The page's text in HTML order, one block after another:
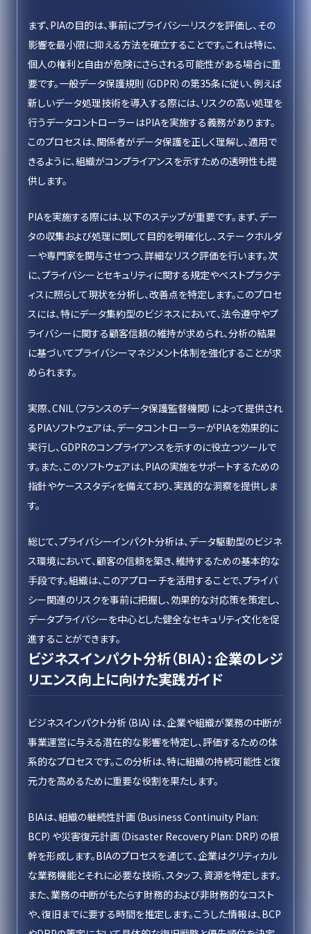
まず、PIAの目的は、事前にプライバシーリスクを評価し、その
影響を最小限に抑える方法を確立することです。これは特に、
個人の権利と自由が危険にさらされる可能性がある場合に重
要です。一般データ保護規則（GDPR）の第35条に従い、例えば
新しいデータ処理技術を導入する際には、リスクの高い処理を
行うデータコントローラーはPIAを実施する義務があります。
このプロセスは、関係者がデータ保護を正しく理解し、適用で
きるように、組織がコンプライアンスを示すための透明性も提
供します。
PIAを実施する際には、以下のステップが重要です。まず、デー
タの収集および処理に関して目的を明確化し、ステークホルダ
ーや専門家を関与させつつ、詳細なリスク評価を行います。次
に、プライバシーとセキュリティに関する規定やベストプラクテ
ィスに照らして現状を分析し、改善点を特定します。このプロセ
スには、特にデータ集約型のビジネスにおいて、法令遵守やプ
ライバシーに関する顧客信頼の維持が求められ、分析の結果
に基づいてプライバシーマネジメント体制を強化することが求
められます。
実際、CNIL（フランスのデータ保護監督機関）によって提供され
るPIAソフトウェアは、データコントローラーがPIAを効果的に
実行し、GDPRのコンプライアンスを示すのに役立つツールで
す。また、このソフトウェアは、PIAの実施をサポートするための
指針やケーススタディを備えており、実践的な洞察を提供しま
す。
総じて、プライバシーインパクト分析は、データ駆動型のビジネ
ス環境において、顧客の信頼を築き、維持するための基本的な
手段です。組織は、このアプローチを活用することで、プライバ
シー関連のリスクを事前に把握し、効果的な対応策を策定し、
データプライバシーを中心とした健全なセキュリティ文化を促
進することができます。
ビジネスインパクト分析（BIA）: 企業のレジ
リエンス向上に向けた実践ガイド
ビジネスインパクト分析（BIA）は、企業や組織が業務の中断が
事業運営に与える潜在的な影響を特定し、評価するための体
系的なプロセスです。この分析は、特に組織の持続可能性と復
元力を高めるために重要な役割を果たします。
BIAは、組織の継続性計画（Business Continuity Plan:
BCP）や災害復元計画（Disaster Recovery Plan: DRP）の根
幹を形成します。BIAのプロセスを通じて、企業はクリティカル
な業務機能とそれに必要な技術、スタッフ、資源を特定します。
また、業務の中断がもたらす財務的および非財務的なコスト
や、復旧までに要する時間を推定します。こうした情報は、BCP